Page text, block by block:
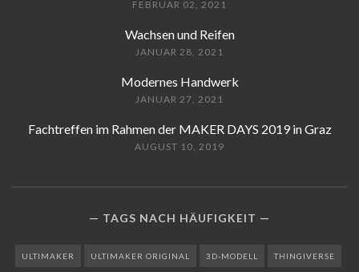
FEBRUAR 02, 2021
Wachsen und Reifen
JANUAR 28, 2021
Modernes Handwerk
JANUAR 27, 2021
Fachtreffen im Rahmen der MAKER DAYS 2019 in Graz
AUGUST 10, 2019
TAGS NACH HÄUFIGKEIT
ULTIMAKER ULTIMAKER ORIGINAL 3D-MODELL THINGIVERSE